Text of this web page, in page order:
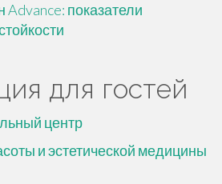
показатели
для гостей
центр
и эстетической медицины